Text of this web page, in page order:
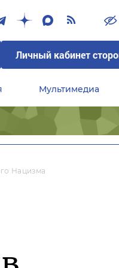
Личный кабинет
Мультимедиа
Нацизма